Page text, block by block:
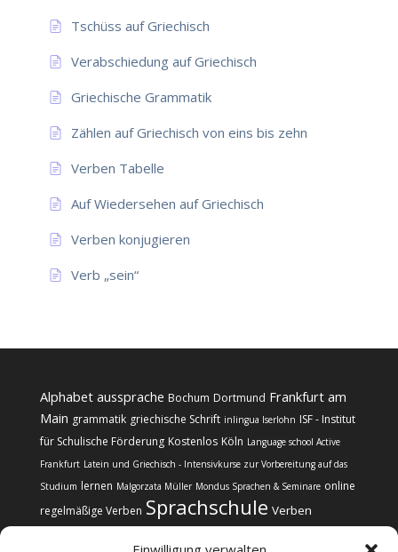
Tschüss auf Griechisch
Verabschiedung auf Griechisch
Griechische Grammatik
Zählen auf Griechisch von eins bis zehn
Verben Tabelle
Auf Wiedersehen auf Griechisch
Verben konjugieren
Verb „sein“
Alphabet aussprache Bochum Dortmund Frankfurt am
Main grammatik griechische Schrift inlingua Iserlohn ISF - Institut
für Schulische Förderung Kostenlos Köln Language school Active
Frankfurt Latein und Griechisch - Intensivkurse zur Vorbereitung auf das
Studium lernen Malgorzata Müller Mondus Sprachen & Seminare online
regelmäßige Verben Sprachschule Verben